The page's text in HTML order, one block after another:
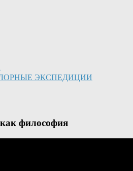
ЭКСПЕДИЦИИ
философия